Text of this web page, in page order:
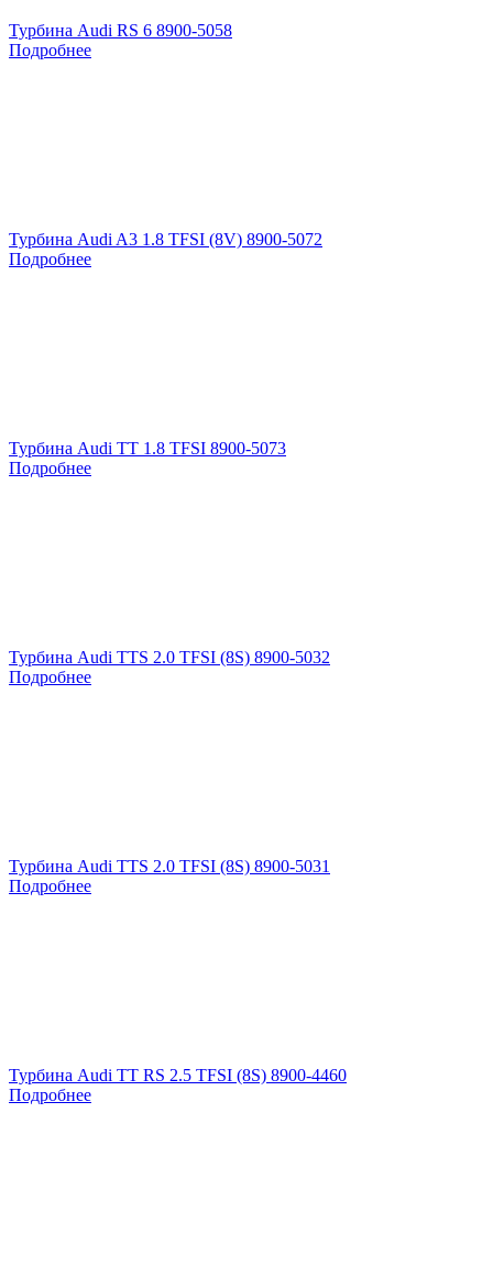
Турбина Audi RS 6 8900-5058
Подробнее
Турбина Audi A3 1.8 TFSI (8V) 8900-5072
Подробнее
Турбина Audi TT 1.8 TFSI 8900-5073
Подробнее
Турбина Audi TTS 2.0 TFSI (8S) 8900-5032
Подробнее
Турбина Audi TTS 2.0 TFSI (8S) 8900-5031
Подробнее
Турбина Audi TT RS 2.5 TFSI (8S) 8900-4460
Подробнее